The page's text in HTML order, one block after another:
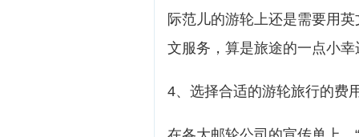
际范儿的游轮上还是需要用
文服务，算是旅途的一点小幸
4、选择合适的游轮旅行的费